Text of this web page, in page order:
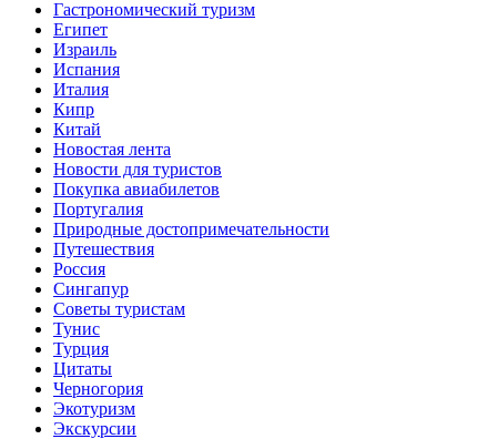
Гастрономический туризм
Египет
Израиль
Испания
Италия
Кипр
Китай
Новостая лента
Новости для туристов
Покупка авиабилетов
Португалия
Природные достопримечательности
Путешествия
Россия
Сингапур
Советы туристам
Тунис
Турция
Цитаты
Черногория
Экотуризм
Экскурсии